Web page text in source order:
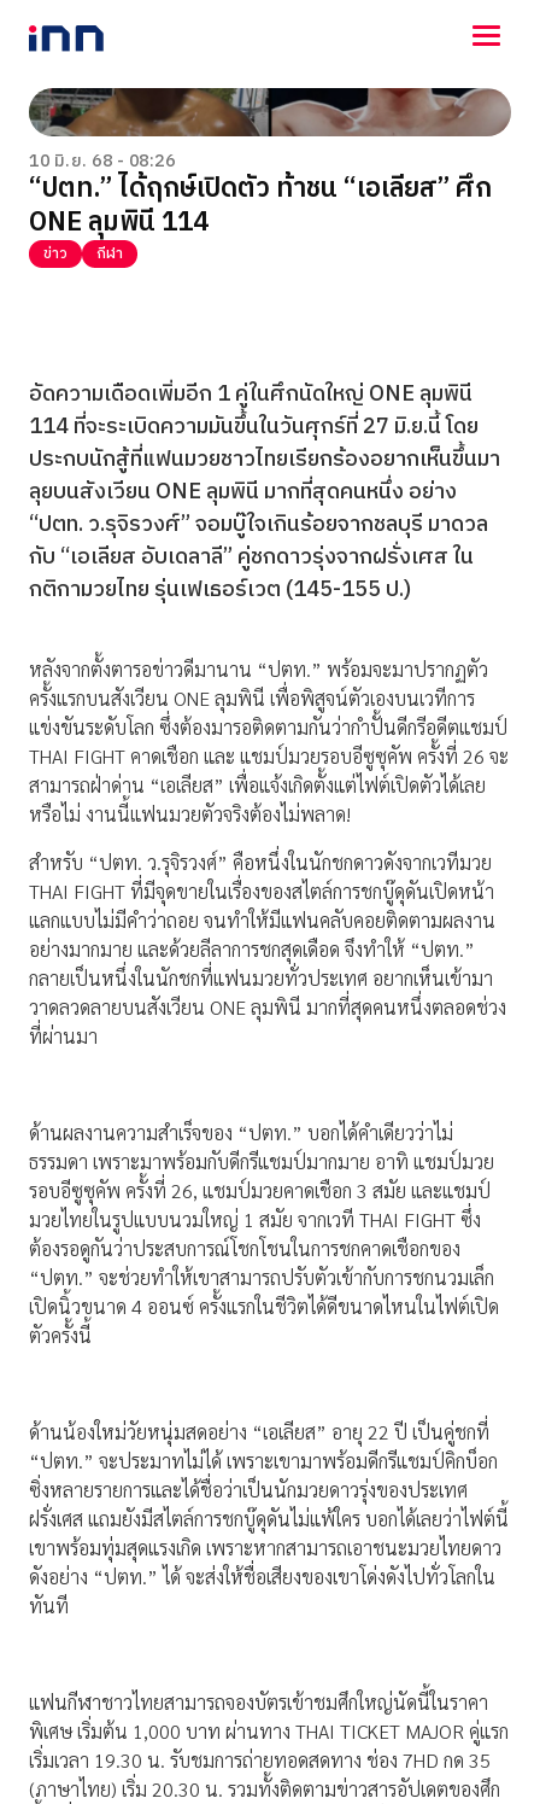
NEWS
ENTERTAINMENT
LIFESTYLE
HOROSCOPE
LOTTERY
VIDEO
10 มิ.ย. 68 - 08:26
“ปตท.” ได้ฤกษ์เปิดตัว ท้าชน “เอเลียส” ศึก
ONE ลุมพินี 114
ข่าว กีฬา
อัดความเดือดเพิ่มอีก 1 คู่ในศึกนัดใหญ่ ONE ลุมพินี
114 ที่จะระเบิดความมันขึ้นในวันศุกร์ที่ 27 มิ.ย.นี้ โดย
ประกบนักสู้ที่แฟนมวยชาวไทยเรียกร้องอยากเห็นขึ้นมา
ลุยบนสังเวียน ONE ลุมพินี มากที่สุดคนหนึ่ง อย่าง
“ปตท. ว.รุจิรวงศ์” จอมบู๊ใจเกินร้อยจากชลบุรี มาดวล
กับ “เอเลียส อับเดลาลี” คู่ชกดาวรุ่งจากฝรั่งเศส ใน
กติกามวยไทย รุ่นเฟเธอร์เวต (145-155 ป.)
หลังจากตั้งตารอข่าวดีมานาน “ปตท.” พร้อมจะมาปรากฏตัว
ครั้งแรกบนสังเวียน ONE ลุมพินี เพื่อพิสูจน์ตัวเองบนเวทีการ
แข่งขันระดับโลก ซึ่งต้องมารอติดตามกันว่ากำปั้นดีกรีอดีตแชมป์
THAI FIGHT คาดเชือก และ แชมป์มวยรอบอีซูซุคัพ ครั้งที่ 26 จะ
สามารถฝ่าด่าน “เอเลียส” เพื่อแจ้งเกิดตั้งแต่ไฟต์เปิดตัวได้เลย
หรือไม่ งานนี้แฟนมวยตัวจริงต้องไม่พลาด!
สำหรับ “ปตท. ว.รุจิรวงศ์” คือหนึ่งในนักชกดาวดังจากเวทีมวย
THAI FIGHT ที่มีจุดขายในเรื่องของสไตล์การชกบู๊ดุดันเปิดหน้า
แลกแบบไม่มีคำว่าถอย จนทำให้มีแฟนคลับคอยติดตามผลงาน
อย่างมากมาย และด้วยลีลาการชกสุดเดือด จึงทำให้ “ปตท.”
กลายเป็นหนึ่งในนักชกที่แฟนมวยทั่วประเทศ อยากเห็นเข้ามา
วาดลวดลายบนสังเวียน ONE ลุมพินี มากที่สุดคนหนึ่งตลอดช่วง
ที่ผ่านมา
ด้านผลงานความสำเร็จของ “ปตท.” บอกได้คำเดียวว่าไม่
ธรรมดา เพราะมาพร้อมกับดีกรีแชมป์มากมาย อาทิ แชมป์มวย
รอบอีซูซุคัพ ครั้งที่ 26, แชมป์มวยคาดเชือก 3 สมัย และแชมป์
มวยไทยในรูปแบบนวมใหญ่ 1 สมัย จากเวที THAI FIGHT ซึ่ง
ต้องรอดูกันว่าประสบการณ์โชกโชนในการชกคาดเชือกของ
“ปตท.” จะช่วยทำให้เขาสามารถปรับตัวเข้ากับการชกนวมเล็ก
เปิดนิ้วขนาด 4 ออนซ์ ครั้งแรกในชีวิตได้ดีขนาดไหนในไฟต์เปิด
ตัวครั้งนี้
ด้านน้องใหม่วัยหนุ่มสดอย่าง “เอเลียส” อายุ 22 ปี เป็นคู่ชกที่
“ปตท.” จะประมาทไม่ได้ เพราะเขามาพร้อมดีกรีแชมป์คิกบ็อก
ซิ่งหลายรายการและได้ชื่อว่าเป็นนักมวยดาวรุ่งของประเทศ
ฝรั่งเศส แถมยังมีสไตล์การชกบู๊ดุดันไม่แพ้ใคร บอกได้เลยว่าไฟต์นี้
เขาพร้อมทุ่มสุดแรงเกิด เพราะหากสามารถเอาชนะมวยไทยดาว
ดังอย่าง “ปตท.” ได้ จะส่งให้ชื่อเสียงของเขาโด่งดังไปทั่วโลกใน
ทันที
แฟนกีฬาชาวไทยสามารถจองบัตรเข้าชมศึกใหญ่นัดนี้ในราคา
พิเศษ เริ่มต้น 1,000 บาท ผ่านทาง THAI TICKET MAJOR คู่แรก
เริ่มเวลา 19.30 น. รับชมการถ่ายทอดสดทาง ช่อง 7HD กด 35
(ภาษาไทย) เริ่ม 20.30 น. รวมทั้งติดตามข่าวสารอัปเดตของศึก